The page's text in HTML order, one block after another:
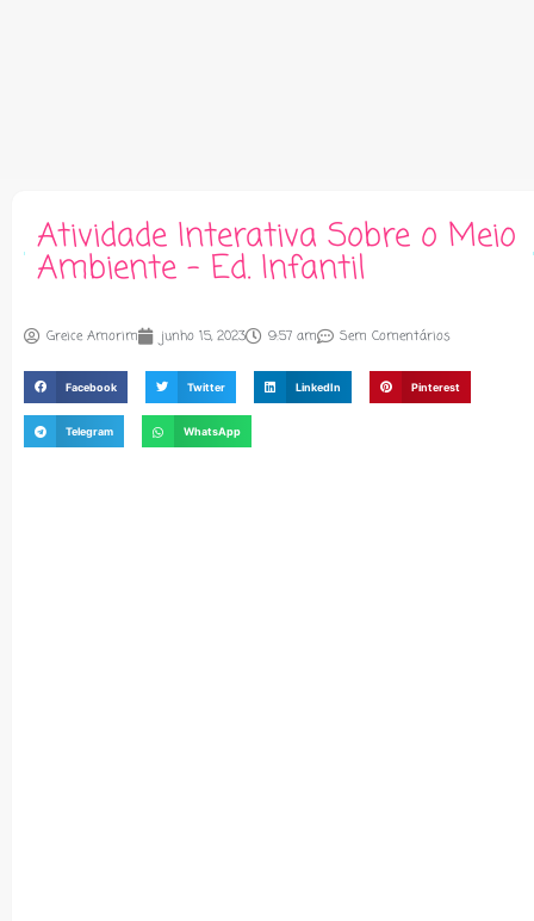
Atividade Interativa Sobre o Meio
Ambiente – Ed. Infantil
Greice Amorim junho 15, 2023 9:57 am Sem Comentários
Facebook Twitter LinkedIn Pinterest
Telegram WhatsApp